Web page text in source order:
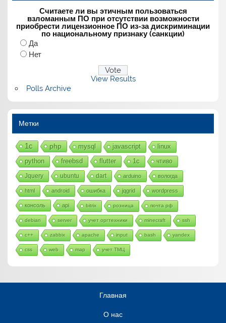
Считаете ли вы этичным пользоваться
взломанным ПО при отсутствии возможности
приобрести лицензионное ПО из-за дискриминации
по национальному признаку (санкции)
Да
Нет
View Results
Polls Archive
Метки
1с php mysql javascript linux
python freebsd flutter 1c чтиво
Jquery ubuntu dart arduino вологда
html android ошибка jqgrid wordpress
консоль api bitrix розница почта рф
debian server учет оргтехники minecraft ssh
c++ zabbix apache input bash yandex
css web map учет ТМЦ
Главная
О нас